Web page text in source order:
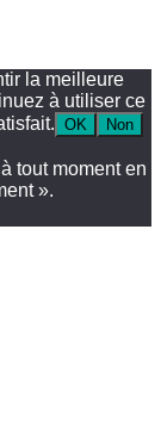
la meilleure
à utiliser ce
OK Non
tout moment en
».